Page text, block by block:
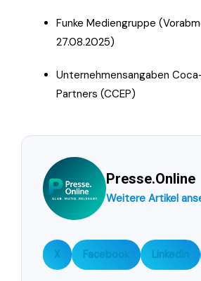
Funke Mediengruppe
27.08.2025)
Unternehmensangaben
Partners (CCEP)
Presse.Online
Weitere Artikel
X Facebook LinkedIn